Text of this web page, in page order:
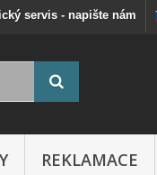
servis - napište nám
REKLAMACE